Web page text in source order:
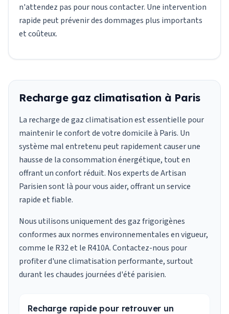
n'attendez pas pour nous contacter. Une intervention
rapide peut prévenir des dommages plus importants
et coûteux.
Recharge gaz climatisation à Paris
La recharge de gaz climatisation est essentielle pour
maintenir le confort de votre domicile à Paris. Un
système mal entretenu peut rapidement causer une
hausse de la consommation énergétique, tout en
offrant un confort réduit. Nos experts de Artisan
Parisien sont là pour vous aider, offrant un service
rapide et fiable.
Nous utilisons uniquement des gaz frigorigènes
conformes aux normes environnementales en vigueur,
comme le R32 et le R410A. Contactez-nous pour
profiter d'une climatisation performante, surtout
durant les chaudes journées d'été parisien.
Recharge rapide pour retrouver un